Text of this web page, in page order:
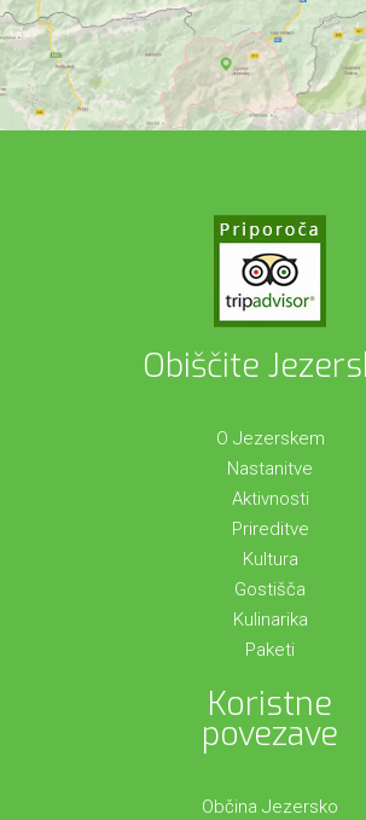
Obiščite
O Jezerskem
Nastanitve
Aktivnosti
Prireditve
Kultura
Gostišča
Kulinarika
Paketi
Koristne
povezave
Občina Jezersko